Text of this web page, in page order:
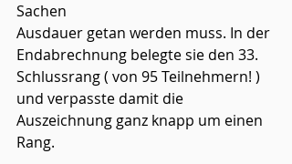
Sachen
Ausdauer getan werden muss. In der
Endabrechnung belegte sie den 33.
Schlussrang ( von 95 Teilnehmern! )
und verpasste damit die
Auszeichnung ganz knapp um einen
Rang.